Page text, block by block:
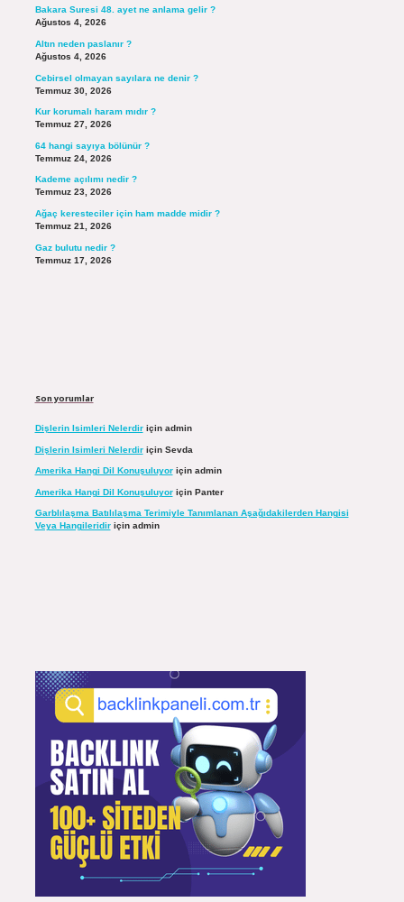
Bakara Suresi 48. ayet ne anlama gelir ?
Ağustos 4, 2026
Altın neden paslanır ?
Ağustos 4, 2026
Cebirsel olmayan sayılara ne denir ?
Temmuz 30, 2026
Kur korumalı haram mıdır ?
Temmuz 27, 2026
64 hangi sayıya bölünür ?
Temmuz 24, 2026
Kademe açılımı nedir ?
Temmuz 23, 2026
Ağaç keresteciler için ham madde midir ?
Temmuz 21, 2026
Gaz bulutu nedir ?
Temmuz 17, 2026
Son yorumlar
Dişlerin Isimleri Nelerdiriçin admin
Dişlerin Isimleri Nelerdiriçin Sevda
Amerika Hangi Dil Konuşuluyoriçin admin
Amerika Hangi Dil Konuşuluyoriçin Panter
Garblılaşma Batılılaşma Terimiyle Tanımlanan Aşağıdakilerden Hangisi
Veya Hangileridiriçin admin